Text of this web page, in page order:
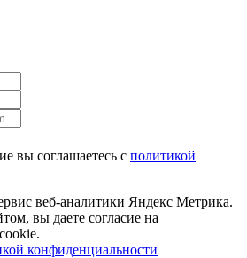
вы соглашаетесь с политикой
веб-аналитики Яндекс Метрика.
вы даете согласие на
конфиденциальности